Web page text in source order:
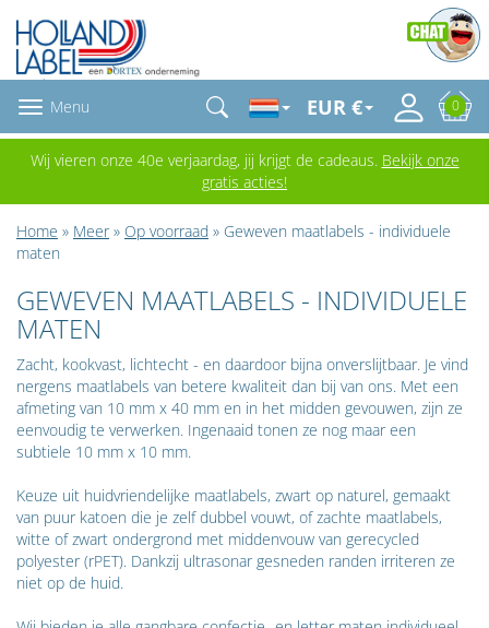
Menu EUR € 0
Wij vieren onze 40e verjaardag, jij krijgt de cadeaus. Bekijk onze
gratis acties!
Home » Meer» Op voorraad » Geweven maatlabels - individuele
maten
GEWEVEN MAATLABELS - INDIVIDUELE
MATEN
Zacht, kookvast, lichtecht - en daardoor bijna onverslijtbaar. Je vind
nergens maatlabels van betere kwaliteit dan bij van ons. Met een
afmeting van 10 mm x 40 mm en in het midden gevouwen, zijn ze
eenvoudig te verwerken. Ingenaaid tonen ze nog maar een
subtiele 10 mm x 10 mm.
Keuze uit huidvriendelijke maatlabels, zwart op naturel, gemaakt
van puur katoen die je zelf dubbel vouwt, of zachte maatlabels,
witte of zwart ondergrond met middenvouw van gerecycled
polyester (rPET). Dankzij ultrasonar gesneden randen irriteren ze
niet op de huid.